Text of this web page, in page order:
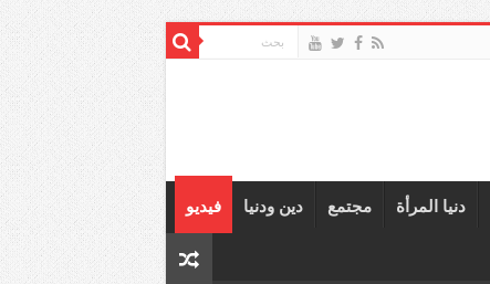
دنيا المرأة مجتمع دين ودنيا فيديو